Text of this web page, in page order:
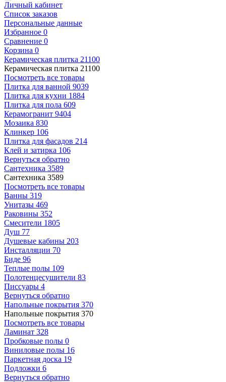
Личный кабинет
Список заказов
Персональные данные
Избранное 0
Сравнение 0
Корзина 0
Керамическая плитка 21100
Керамическая плитка 21100
Посмотреть все товары
Плитка для ванной 9039
Плитка для кухни 1884
Плитка для пола 609
Керамогранит 9404
Мозаика 830
Клинкер 106
Плитка для фасадов 214
Клей и затирка 106
Вернуться обратно
Сантехника 3589
Сантехника 3589
Посмотреть все товары
Ванны 319
Унитазы 469
Раковины 352
Смесители 1805
Душ 77
Душевые кабины 203
Инсталляции 70
Биде 96
Теплые полы 109
Полотенцесушители 83
Писсуары 4
Вернуться обратно
Напольные покрытия 370
Напольные покрытия 370
Посмотреть все товары
Ламинат 328
Пробковые полы 0
Виниловые полы 16
Паркетная доска 19
Подложки 6
Вернуться обратно